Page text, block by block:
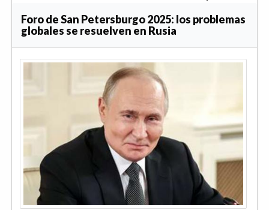
Foro de San Petersburgo 2025: los problemas
globales se resuelven en Rusia